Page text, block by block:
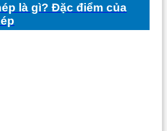
là gì? Đặc điểm của